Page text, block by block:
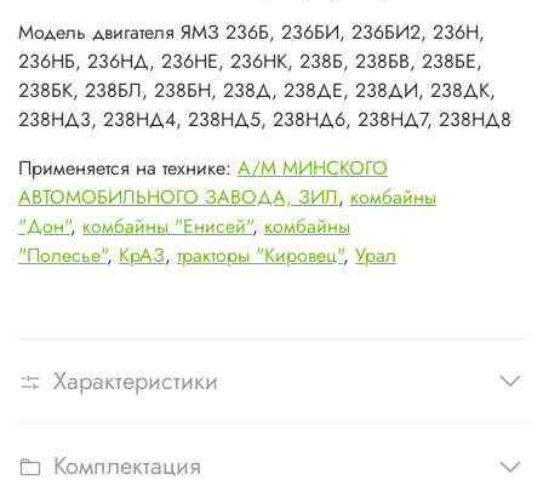
Модель двигателя ЯМЗ 236Б, 236БИ, 236БИ2, 236Н,
236НБ, 236НД, 236НЕ, 236НК, 238Б, 238БВ, 238БЕ,
238БК, 238БЛ, 238БН, 238Д, 238ДЕ, 238ДИ, 238ДК,
238НД3, 238НД4, 238НД5, 238НД6, 238НД7, 238НД8
Применяется на технике: А/М МИНСКОГО
АВТОМОБИЛЬНОГО ЗАВОДА, ЗИЛ, комбайны
"Дон", комбайны "Енисей", комбайны
"Полесье", КрАЗ, тракторы "Кировец", Урал
Характеристики
Комплектация